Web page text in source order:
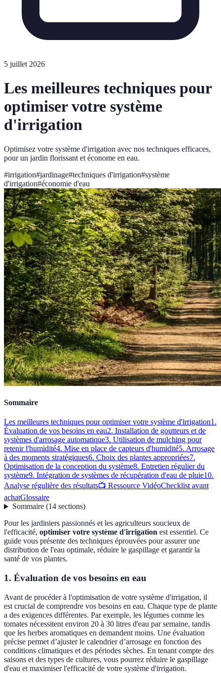
5 juillet 2026
Les meilleures techniques pour
optimiser votre système
d'irrigation
Optimisez votre système d'irrigation avec nos techniques efficaces,
pour un jardin florissant et économe en eau.
#irrigation#jardinage#techniques d'irrigation#système
d'irrigation#économie d'eau
Sommaire
Les meilleures techniques pour optimiser votre système d'irrigation1.
Évaluation de vos besoins en eau2. Installation de goutteurs et de
systèmes d'arrosage automatique3. Utilisation de mulching pour
retenir l'humidité4. Mise en place de capteurs d'humidité5. Arrosage
à des moments stratégiques6. Choix des plantes appropriées7.
Optimisation de la conception du système8. Entretien régulier du
système9. Intégration de systèmes de récupération d'eau de pluie10.
Analyse régulière des résultats📺 Ressource VidéoChecklist avant
achatGlossaire
Sommaire(14 sections)
Pour les jardiniers passionnés et les agriculteurs soucieux de
l'efficacité, optimiser votre système d'irrigation est essentiel. Ce
guide vous présente des techniques éprouvées pour assurer une
distribution de l'eau optimale, réduire le gaspillage et garantir la
santé de vos plantes.
1. Évaluation de vos besoins en eau
Avant de procéder à l'optimisation de votre système d'irrigation, il
est crucial de comprendre vos besoins en eau. Chaque type de plante
a des exigences différentes. Par exemple, les légumes comme les
tomates nécessitent environ 20 à 30 litres d'eau par semaine, tandis
que les herbes aromatiques en demandent moins. Une évaluation
précise permet d’ajuster le calendrier d’arrosage en fonction des
conditions climatiques et des périodes sèches. En tenant compte des
saisons et des types de cultures, vous pourrez réduire le gaspillage
d'eau et maximiser l'efficacité de votre système d'irrigation.